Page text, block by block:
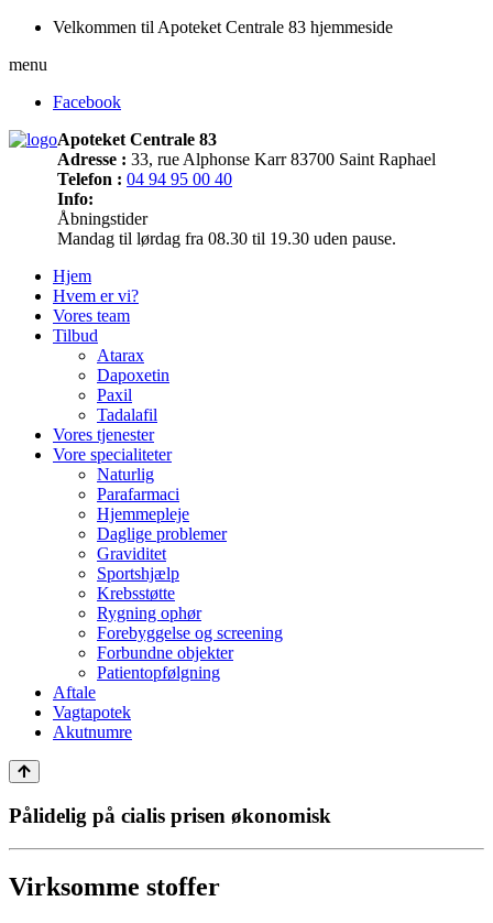
Velkommen til Apoteket Centrale 83 hjemmeside
menu
Facebook
Apoteket Centrale 83
Adresse : 33, rue Alphonse Karr 83700 Saint Raphael
Telefon : 04 94 95 00 40
Info:
Åbningstider
Mandag til lørdag fra 08.30 til 19.30 uden pause.
Hjem
Hvem er vi?
Vores team
Tilbud
Atarax
Dapoxetin
Paxil
Tadalafil
Vores tjenester
Vore specialiteter
Naturlig
Parafarmaci
Hjemmepleje
Daglige problemer
Graviditet
Sportshjælp
Krebsstøtte
Rygning ophør
Forebyggelse og screening
Forbundne objekter
Patientopfølgning
Aftale
Vagtapotek
Akutnumre
Pålidelig på cialis prisen økonomisk
Virksomme stoffer